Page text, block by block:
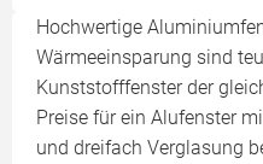
Hochwertige
Wärmeeinsparung sind
Kunststofffenster der
Preise für ein Alufenster
und dreifach Verglasung